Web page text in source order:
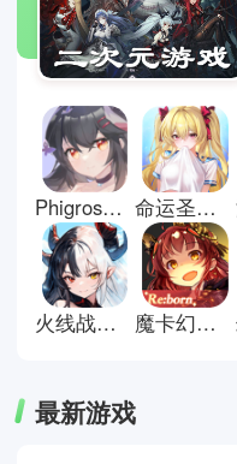
Phigros音游官方正版 命运圣契官方版
火线战姬手游 魔卡幻想官方版
最新游戏